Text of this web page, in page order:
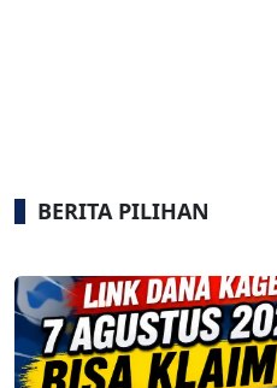
BERITA PILIHAN